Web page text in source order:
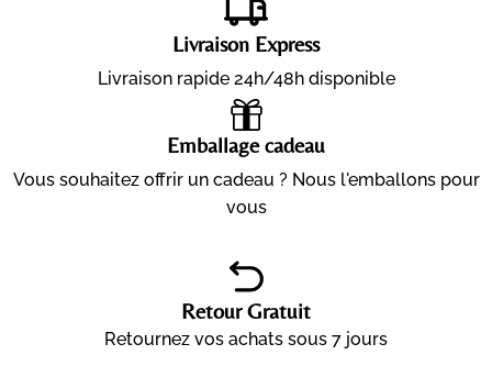
Livraison Express
Livraison rapide 24h/48h disponible
Emballage cadeau
Vous souhaitez offrir un cadeau ? Nous l'emballons pour
vous
Retour Gratuit
Retournez vos achats sous 7 jours